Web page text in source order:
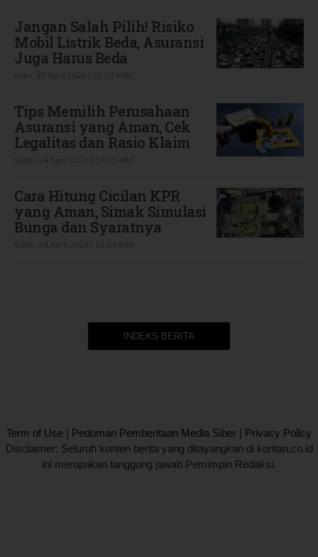
Jangan Salah Pilih! Risiko
Mobil Listrik Beda, Asuransi
Juga Harus Beda
Tips Memilih Perusahaan
Asuransi yang Aman, Cek
Legalitas dan Rasio Klaim
Cara Hitung Cicilan KPR
yang Aman, Simak Simulasi
Bunga dan Syaratnya
INDEKS BERITA
Term of Use Pedoman Pemberitaan Media Siber
Privacy Policy
Disclaimer: Seluruh konten berita yang ditayangkan di kontan.co.id
ini merupakan tanggung jawab Pemimpin Redaksi.